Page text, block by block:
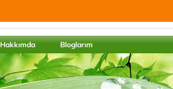
Hakkımda Bloglarım